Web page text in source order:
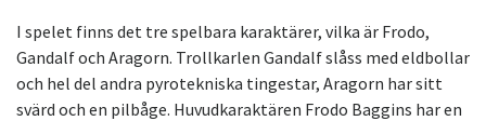
I spelet finns det tre spelbara karaktärer, vilka är Frodo,
Gandalf och Aragorn. Trollkarlen Gandalf slåss med eldbollar
och hel del andra pyrotekniska tingestar, Aragorn har sitt
svärd och en pilbåge. Huvudkaraktären Frodo Baggins har en